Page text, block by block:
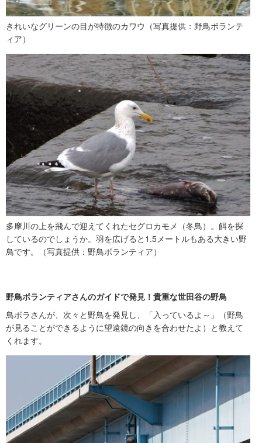
きれいなグリーンの目が特徴のカワウ（写真提供：野鳥ボランテ
ィア）
多摩川の上を飛んで迎えてくれたセグロカモメ（冬鳥）。餌を探
しているのでしょうか。羽を広げると1.5メートルもある大きい野
鳥です。（写真提供：野鳥ボランティア）
野鳥ボランティアさんのガイドで発見！貴重な世田谷の野鳥
鳥ボラさんが、次々と野鳥を発見し、「入っているよ～」（野鳥
が見ることができるように望遠鏡の向きを合わせたよ）と教えて
くれます。